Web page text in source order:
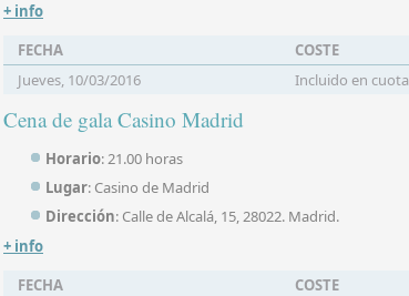
+ info
FECHA
COSTE
Jueves, 10/03/2016
Incluido en cuota
Cena de gala Casino Madrid
Horario: 21.00 horas
Lugar: Casino de Madrid
Dirección: Calle de Alcalá, 15, 28022. Madrid.
+ info
FECHA
COSTE